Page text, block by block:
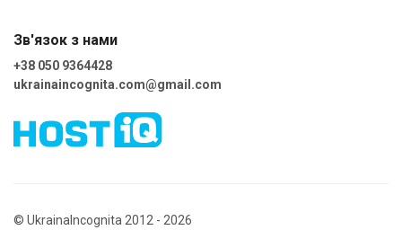
Зв'язок з нами
+38 050 9364428
ukrainaincognita.com@gmail.com
© UkrainaIncognita 2012 - 2026